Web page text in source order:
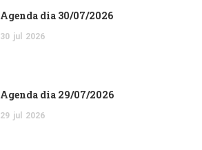
Agenda dia 30/07/2026
30 jul 2026
Agenda dia 29/07/2026
29 jul 2026